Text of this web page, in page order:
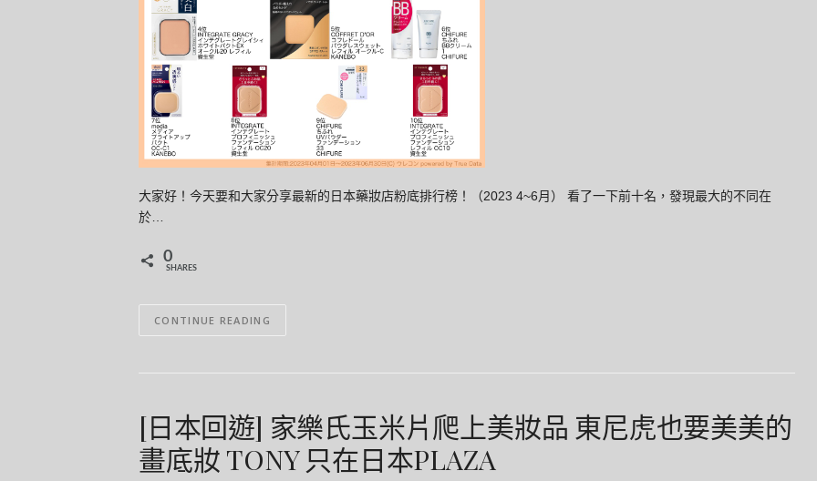
大家好！今天要和大家分享最新的日本藥妝店粉底排行榜！（2023 4~6月） 看了一下前十名，發現最大的不同在
於…
0
SHARES
CONTINUE READING
[日本回遊] 家樂氏玉米片爬上美妝品 東尼虎也要美美的
畫底妝 TONY 只在日本PLAZA